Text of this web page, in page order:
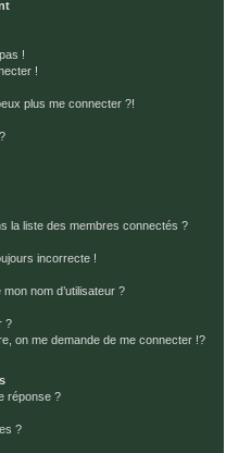
!
!
plus me connecter ?!
la liste des membres connectés ?
incorrecte !
nom d’utilisateur ?
?
on me demande de me connecter !?
réponse ?
?